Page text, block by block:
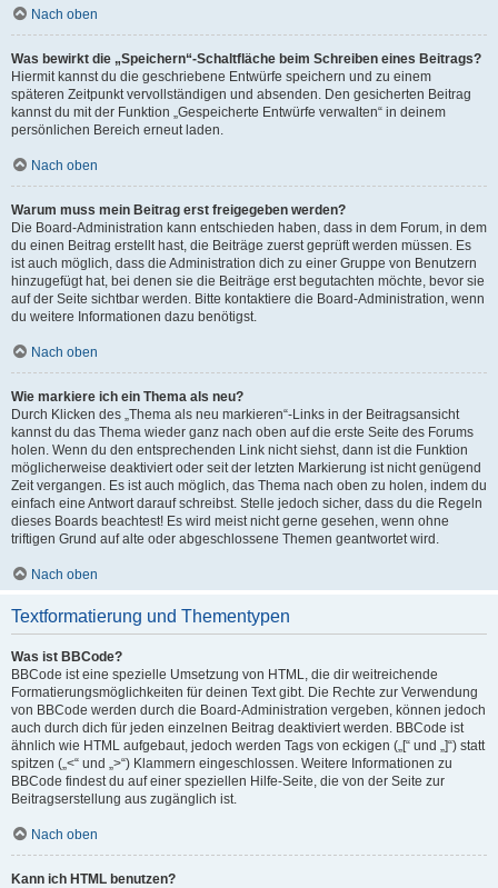
Nach oben
Was bewirkt die „Speichern“-Schaltfläche beim Schreiben eines Beitrags?
Hiermit kannst du die geschriebene Entwürfe speichern und zu einem
späteren Zeitpunkt vervollständigen und absenden. Den gesicherten Beitrag
kannst du mit der Funktion „Gespeicherte Entwürfe verwalten“ in deinem
persönlichen Bereich erneut laden.
Nach oben
Warum muss mein Beitrag erst freigegeben werden?
Die Board-Administration kann entschieden haben, dass in dem Forum, in dem
du einen Beitrag erstellt hast, die Beiträge zuerst geprüft werden müssen. Es
ist auch möglich, dass die Administration dich zu einer Gruppe von Benutzern
hinzugefügt hat, bei denen sie die Beiträge erst begutachten möchte, bevor sie
auf der Seite sichtbar werden. Bitte kontaktiere die Board-Administration, wenn
du weitere Informationen dazu benötigst.
Nach oben
Wie markiere ich ein Thema als neu?
Durch Klicken des „Thema als neu markieren“-Links in der Beitragsansicht
kannst du das Thema wieder ganz nach oben auf die erste Seite des Forums
holen. Wenn du den entsprechenden Link nicht siehst, dann ist die Funktion
möglicherweise deaktiviert oder seit der letzten Markierung ist nicht genügend
Zeit vergangen. Es ist auch möglich, das Thema nach oben zu holen, indem du
einfach eine Antwort darauf schreibst. Stelle jedoch sicher, dass du die Regeln
dieses Boards beachtest! Es wird meist nicht gerne gesehen, wenn ohne
triftigen Grund auf alte oder abgeschlossene Themen geantwortet wird.
Nach oben
Textformatierung und Thementypen
Was ist BBCode?
BBCode ist eine spezielle Umsetzung von HTML, die dir weitreichende
Formatierungsmöglichkeiten für deinen Text gibt. Die Rechte zur Verwendung
von BBCode werden durch die Board-Administration vergeben, können jedoch
auch durch dich für jeden einzelnen Beitrag deaktiviert werden. BBCode ist
ähnlich wie HTML aufgebaut, jedoch werden Tags von eckigen („[“ und „]“) statt
spitzen („<“ und „>“) Klammern eingeschlossen. Weitere Informationen zu
BBCode findest du auf einer speziellen Hilfe-Seite, die von der Seite zur
Beitragserstellung aus zugänglich ist.
Nach oben
Kann ich HTML benutzen?